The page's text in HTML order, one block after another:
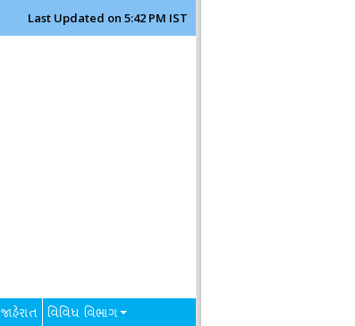
Last Updated on 5:42 PM IST
જાહેરાત વિવિધ વિભાગ